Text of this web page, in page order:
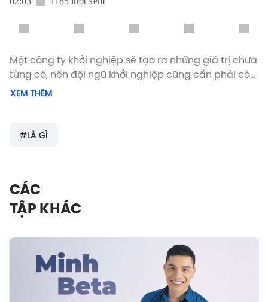
Một công ty khởi nghiệp sẽ tạo ra những giá trị chưa
từng có, nên đội ngũ khởi nghiệp cũng cần phải có
những tố chất đặc biệt để biến điều đó thành hiện
https://goo.gl/wp7ycT Visit us online:
XEM THÊM
#LÀ GÌ
CÁC
TẬP KHÁC